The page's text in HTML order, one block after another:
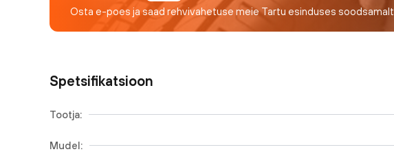
Osta e-poes ja saad rehvivahetuse meie Tartu esinduses soodsamalt.
Spetsifikatsioon
Tootja:
Mudel: